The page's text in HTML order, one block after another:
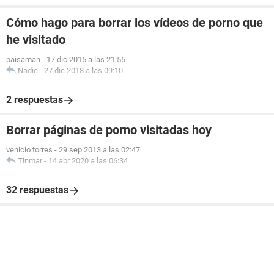
Cómo hago para borrar los vídeos de porno que
he visitado
paisaman - 17 dic 2015 a las 21:55
Nadie - 27 dic 2018 a las 09:10
2 respuestas
Borrar páginas de porno visitadas hoy
venicio torres - 29 sep 2013 a las 02:47
Tinmar - 14 abr 2020 a las 06:34
32 respuestas